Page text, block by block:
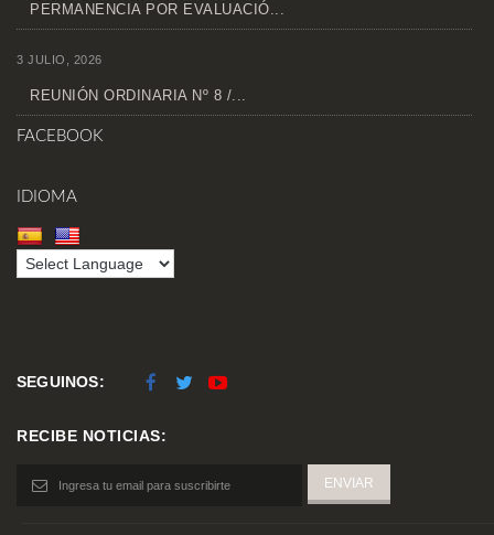
PERMANENCIA POR EVALUACIÓ...
3 JULIO, 2026
REUNIÓN ORDINARIA Nº 8 /...
FACEBOOK
IDIOMA
SEGUINOS:
RECIBE NOTICIAS: